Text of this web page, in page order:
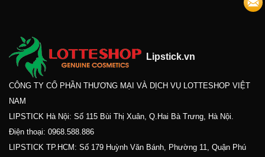
Lipstick.vn
CÔNG TY CỔ PHẦN THƯƠNG MẠI VÀ DỊCH VỤ LOTTESHOP VIỆT
NAM
LIPSTICK Hà Nội: Số 115 Bùi Thị Xuân, Q.Hai Bà Trưng, Hà Nội.
Điện thoại: 0968.588.886
LIPSTICK TP.HCM: Số 179 Huỳnh Văn Bánh, Phường 11, Quận Phú